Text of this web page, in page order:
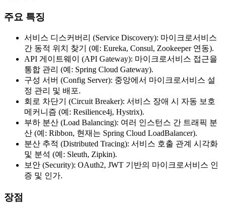
주요 특징
서비스 디스커버리 (Service Discovery): 마이크로서비스
간 동적 위치 찾기 (예: Eureka, Consul, Zookeeper 연동).
API 게이트웨이 (API Gateway): 마이크로서비스 접근을
통합 관리 (예: Spring Cloud Gateway).
구성 서버 (Config Server): 중앙에서 마이크로서비스 설
정 관리 및 배포.
회로 차단기 (Circuit Breaker): 서비스 장애 시 자동 보호
메커니즘 (예: Resilience4j, Hystrix).
부하 분산 (Load Balancing): 여러 인스턴스 간 트래픽 분
산 (예: Ribbon, 현재는 Spring Cloud LoadBalancer).
분산 추적 (Distributed Tracing): 서비스 호출 관계 시각화
및 분석 (예: Sleuth, Zipkin).
보안 (Security): OAuth2, JWT 기반의 마이크로서비스 인
증 및 인가.
장점